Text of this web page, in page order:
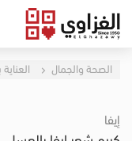
الصحة والجمال
إيفا